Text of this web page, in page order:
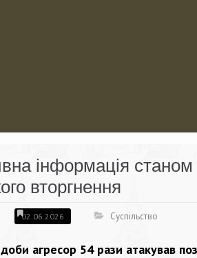
інформація
вторгнення
02.06.2026 Суспільство
агресор 54 рази атакував